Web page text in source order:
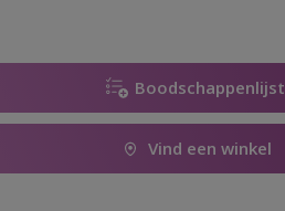
Boodschappenlijst
Vind een winkel